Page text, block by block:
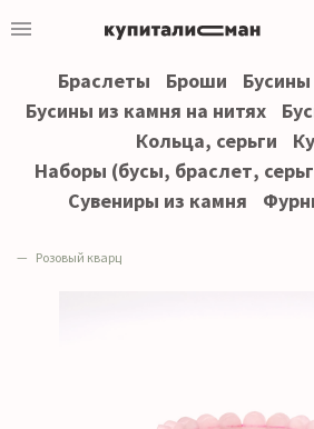
Браслеты Броши
Бусины из камня на нитях
Кольца, серьги
Наборы (бусы, браслет,
Сувениры из камня
Розовый кварц